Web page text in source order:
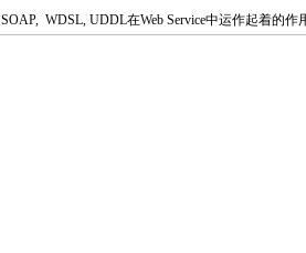
SOAP, WDSL, UDDL在Web Service中运作起着的作